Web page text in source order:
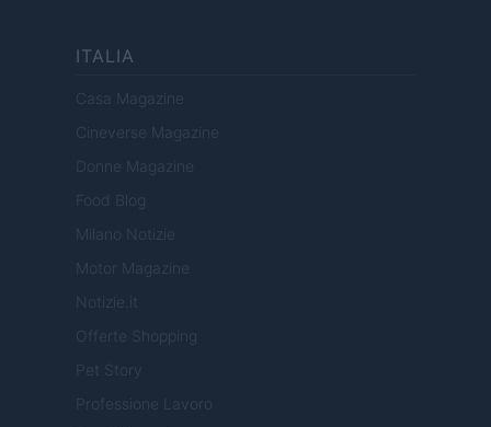
ITALIA
Casa Magazine
Cineverse Magazine
Donne Magazine
Food Blog
Milano Notizie
Motor Magazine
Notizie.it
Offerte Shopping
Pet Story
Professione Lavoro